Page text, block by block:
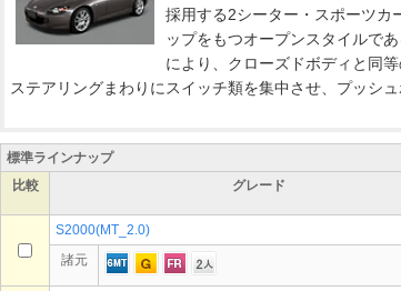
採用する2シーター・スポーツカ
ップをもつオープンスタイルで
により、クローズドボディと同
ステアリングまわりにスイッチ類を集中させ、プッシュ
標準ラインナップ
比較
グレード
S2000(MT_2.0)
諸元